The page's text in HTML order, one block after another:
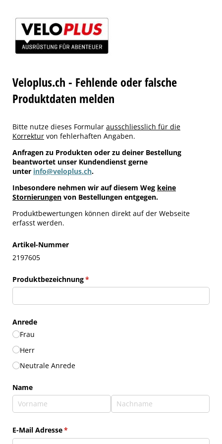
Veloplus.ch - Fehlende oder falsche
Produktdaten melden
Bitte nutze dieses Formular ausschliesslich für die
Korrektur von fehlerhaften Angaben.
Anfragen zu Produkten oder zu deiner Bestellung
beantwortet unser Kundendienst gerne
unter info@veloplus.ch.
Inbesondere nehmen wir auf diesem Weg keine
Stornierungen von Bestellungen entgegen.
Produktbewertungen können direkt auf der Webseite
erfasst werden.
Artikel-Nummer
2197605
Produktbezeichnung*
(erforderlich)
Anrede
Frau
Herr
Neutrale Anrede
Name
E-Mail Adresse*
(erforderlich)